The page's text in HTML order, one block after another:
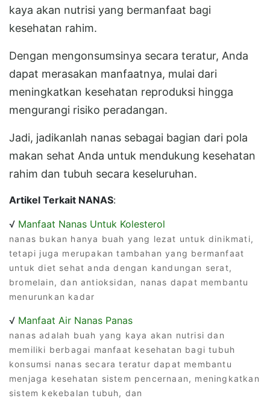
kaya akan nutrisi yang bermanfaat bagi
kesehatan rahim.
Dengan mengonsumsinya secara teratur, Anda
dapat merasakan manfaatnya, mulai dari
meningkatkan kesehatan reproduksi hingga
mengurangi risiko peradangan.
Jadi, jadikanlah nanas sebagai bagian dari pola
makan sehat Anda untuk mendukung kesehatan
rahim dan tubuh secara keseluruhan.
Artikel Terkait NANAS:
√ Manfaat Nanas Untuk Kolesterol
nanas bukan hanya buah yang lezat untuk dinikmati,
tetapi juga merupakan tambahan yang bermanfaat
untuk diet sehat anda dengan kandungan serat,
bromelain, dan antioksidan, nanas dapat membantu
menurunkan kadar
√ Manfaat Air Nanas Panas
nanas adalah buah yang kaya akan nutrisi dan
memiliki berbagai manfaat kesehatan bagi tubuh
konsumsi nanas secara teratur dapat membantu
menjaga kesehatan sistem pencernaan, meningkatkan
sistem kekebalan tubuh, dan